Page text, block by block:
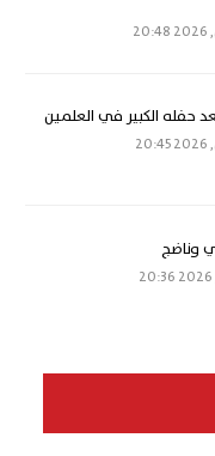
حفله الكبير في العلمين
وناضج